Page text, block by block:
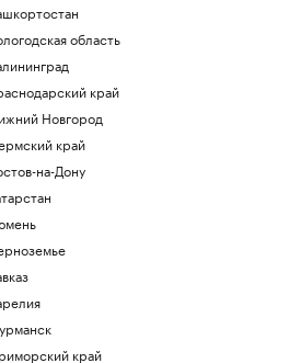
и
область
край
Новгород
край
на-Дону
край